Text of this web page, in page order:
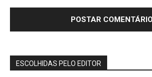
ESCOLHIDAS PELO EDITOR